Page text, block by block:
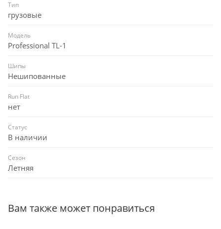
Тип
грузовые
Модель
Professional TL-1
Шипы
Нешипованные
Run Flat
нет
Статус
В наличии
Сезон
Летняя
Вам также может понравиться